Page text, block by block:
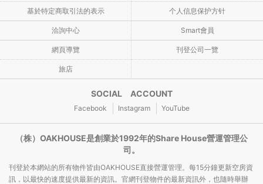
基於特定商取引法的表示 个人信息保护方针
洽詢中心 Smart會員
網頁導覽 刊登公司一覽
旅店
SOCIAL ACCOUNT
Facebook Instagram YouTube
（株）OAKHOUSE是創業於1992年的Share House營運管理公
司。
刊登於本網站的所有物件皆由OAKHOUSE直接營運管理。每15分鐘更新空房資
訊，以最快的速度提供最新的資訊。官網刊登物件的最新資訊外，也隨時舉辦